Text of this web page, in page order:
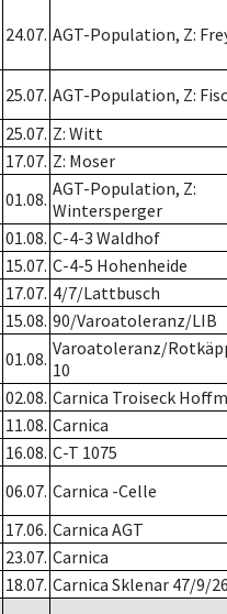
24.07. AGT-Population, Z:
25.07. AGT-Population, Z:
25.07. Z: Witt
17.07. Z: Moser
01.08. AGT-Population, Z:
Wintersperger
01.08. C-4-3 Waldhof
15.07. C-4-5 Hohenheide
17.07. 4/7/Lattbusch
15.08. 90/Varoatoleranz/LIB
01.08. Varoatoleranz/
10
02.08. Carnica Troiseck
11.08. Carnica
16.08. C-T 1075
06.07. Carnica -Celle
17.06. Carnica AGT
23.07. Carnica
18.07. Carnica Sklenar 47/9/26